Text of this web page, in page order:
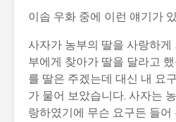
이솝 우화 중에 이런 얘기가
사자가 농부의 딸을 사랑하게
부에게 찾아가 딸을 달라고
를 딸은 주겠는데 대신 내 요
가 물어 보았습니다. 사자는
랑하였기에 무슨 요구든 들어